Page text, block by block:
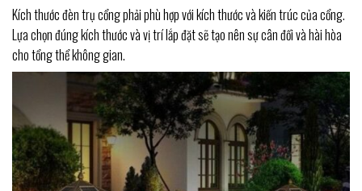
Kích thước đèn trụ cổng phải phù hợp với kích thước và kiến trúc của cổng.
Lựa chọn đúng kích thước và vị trí lắp đặt sẽ tạo nên sự cân đối và hài hòa
cho tổng thể không gian.